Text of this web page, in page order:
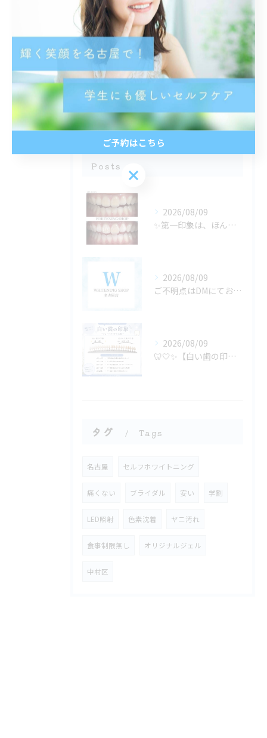
トーンアップ
都度払い
分割払い
半個室
学生
最近の投稿
Posts
2026/08/09
✨第一印象は、ほんの数秒で決まる✨
2026/08/09
ご不明点はDMにてお気軽にお問い合わせください✨🩷
2026/08/09
🦷🤍✨【白い歯の印象、どのくらい違う？】✨🤍🦷
タグ Tags
名古屋 セルフホワイトニング
痛くない ブライダル 安い 学割
LED照射 色素沈着 ヤニ汚れ
食事制限無し オリジナルジェル
中村区
ご予約はこちら
ご予約はこちら